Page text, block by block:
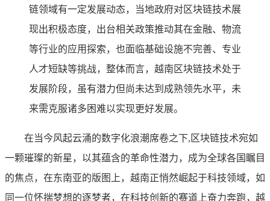
链领域有一定发展动态，当地政府对区块链技术展
现出积极态度，出台相关政策推动其在金融、物流
等行业的应用探索，也面临基础设施不完善、专业
人才短缺等挑战，整体而言，越南区块链技术处于
发展阶段，虽有潜力但尚未达到成熟领先水平，未
来需克服诸多困难以实现更好发展。
在当今风起云涌的数字化浪潮席卷之下,区块链技术宛如
一颗璀璨的新星，以其蕴含的革命性潜力，成为全球各国瞩目
的焦点，在东南亚的版图上，越南正悄然崛起于科技领域，如
同一位怀揣梦想的逐梦者，在科技创新的赛道上奋力奔跑，越